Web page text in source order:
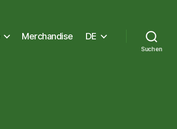
Merchandise DE
Suchen